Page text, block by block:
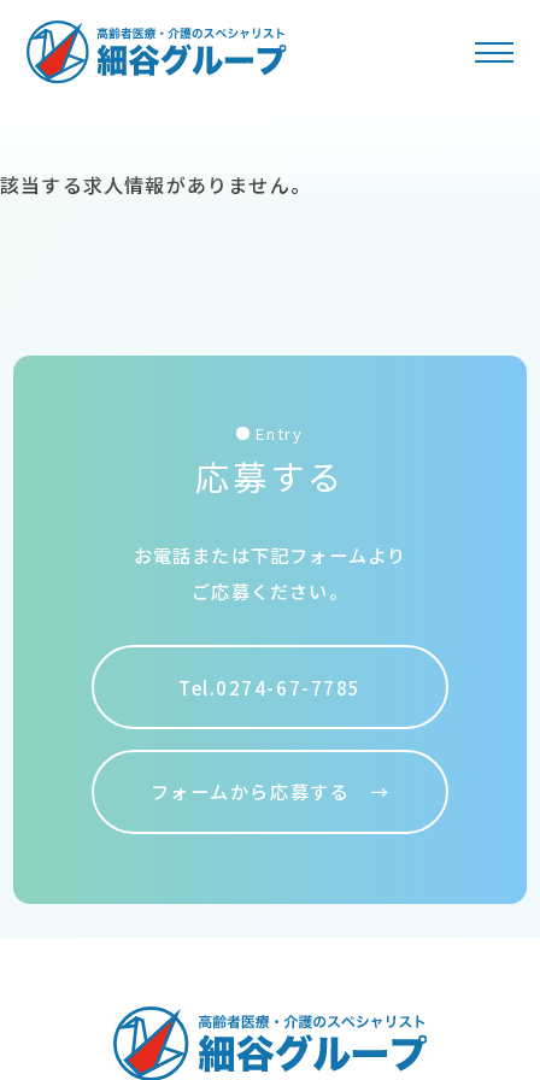
該当する求人情報がありません。
Entry
応募する
お電話または下記フォームより
ご応募ください。
Tel.0274-67-7785
フォームから応募する →